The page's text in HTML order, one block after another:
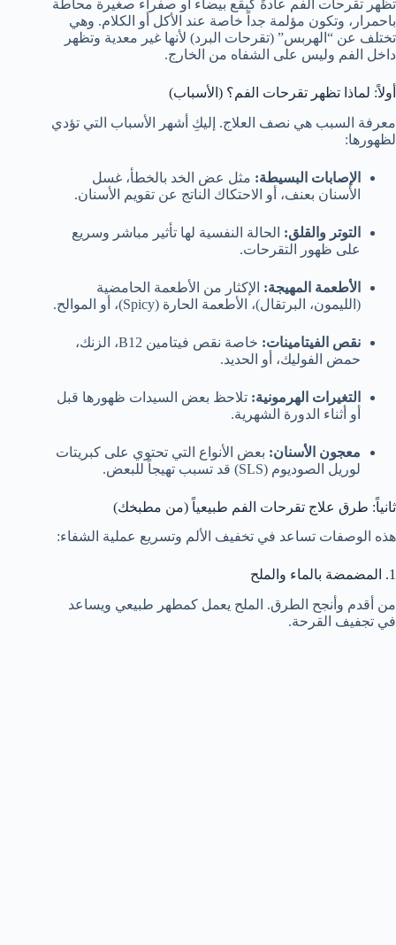
تظهر تقرحات الفم عادةً كبقع بيضاء أو صفراء صغيرة محاطة
باحمرار، وتكون مؤلمة جداً خاصة عند الأكل أو الكلام. وهي
تختلف عن “الهربس” (تقرحات البرد) لأنها غير معدية وتظهر
داخل الفم وليس على الشفاه من الخارج.
أولاً: لماذا تظهر تقرحات الفم؟ (الأسباب)
معرفة السبب هي نصف العلاج. إليكِ أشهر الأسباب التي تؤدي
لظهورها:
الإصابات البسيطة: مثل عض الخد بالخطأ، غسل
الأسنان بعنف، أو الاحتكاك الناتج عن تقويم الأسنان.
التوتر والقلق: الحالة النفسية لها تأثير مباشر وسريع
على ظهور التقرحات.
الأطعمة المهيجة: الإكثار من الأطعمة الحامضية
(الليمون، البرتقال)، الأطعمة الحارة (Spicy)، أو الموالح.
نقص الفيتامينات:
خاصة نقص فيتامين B12، الزنك،
حمض الفوليك، أو الحديد.
التغيرات الهرمونية: تلاحظ بعض السيدات ظهورها قبل
أو أثناء الدورة الشهرية.
معجون الأسنان: بعض الأنواع التي تحتوي على كبريتات
لوريل الصوديوم (SLS) قد تسبب تهيجاً للبعض.
ثانياً: طرق علاج تقرحات الفم طبيعياً (من مطبخك)
هذه الوصفات تساعد في تخفيف الألم وتسريع عملية الشفاء:
1. المضمضة بالماء والملح
من أقدم وأنجح الطرق. الملح يعمل كمطهر طبيعي ويساعد
في تجفيف القرحة.